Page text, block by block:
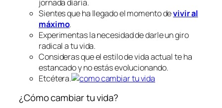
jornada diaria.
Sientes que ha llegado el momento devivir al
máximo.
Experimentas la necesidad de darle un giro
radical a tu vida.
Consideras que el estilo de vida actual te ha
estancado y no estás evolucionando.
Etcétera.
¿Cómo cambiar tu vida?